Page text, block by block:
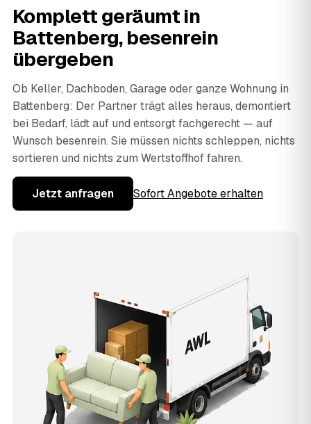
Komplett geräumt in
Battenberg, besenrein
übergeben
Ob Keller, Dachboden, Garage oder ganze Wohnung in
Battenberg: Der Partner trägt alles heraus, demontiert
bei Bedarf, lädt auf und entsorgt fachgerecht — auf
Wunsch besenrein. Sie müssen nichts schleppen, nichts
sortieren und nichts zum Wertstoffhof fahren.
Jetzt anfragen Sofort Angebote erhalten